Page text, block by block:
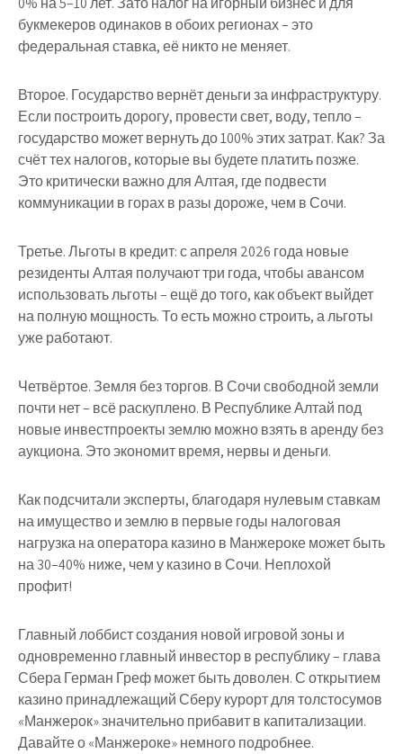
букмекеров одинаков в обоих регионах – это
федеральная ставка, её никто не меняет.
Второе. Государство вернёт деньги за инфраструктуру.
Если построить дорогу, провести свет, воду, тепло –
государство может вернуть до 100% этих затрат. Как? За
счёт тех налогов, которые вы будете платить позже.
Это критически важно для Алтая, где подвести
коммуникации в горах в разы дороже, чем в Сочи.
Третье. Льготы в кредит: с апреля 2026 года новые
резиденты Алтая получают три года, чтобы авансом
использовать льготы – ещё до того, как объект выйдет
на полную мощность. То есть можно строить, а льготы
уже работают.
Четвёртое. Земля без торгов. В Сочи свободной земли
почти нет – всё раскуплено. В Республике Алтай под
новые инвестпроекты землю можно взять в аренду без
аукциона. Это экономит время, нервы и деньги.
Как подсчитали эксперты, благодаря нулевым ставкам
на имущество и землю в первые годы налоговая
нагрузка на оператора казино в Манжероке может быть
на 30–40% ниже, чем у казино в Сочи. Неплохой
профит!
Главный лоббист создания новой игровой зоны и
одновременно главный инвестор в республику – глава
Сбера Герман Греф может быть доволен. С открытием
казино принадлежащий Сберу курорт для толстосумов
«Манжерок» значительно прибавит в капитализации.
Давайте о «Манжероке» немного подробнее.